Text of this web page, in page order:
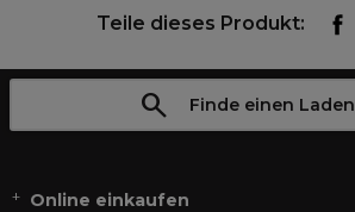
Teile dieses Produkt:
Finde einen Laden
Online einkaufen